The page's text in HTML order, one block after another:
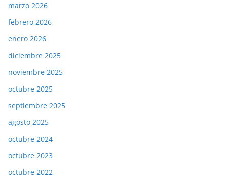
marzo 2026
febrero 2026
enero 2026
diciembre 2025
noviembre 2025
octubre 2025
septiembre 2025
agosto 2025
octubre 2024
octubre 2023
octubre 2022